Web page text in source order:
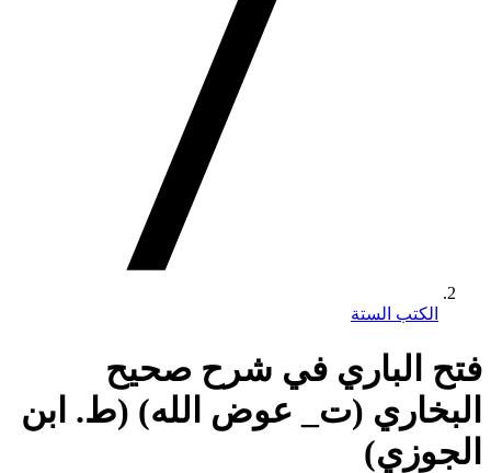
الكتب الستة
فتح الباري في شرح صحيح
البخاري (ت_ عوض الله) (ط. ابن
الجوزي)